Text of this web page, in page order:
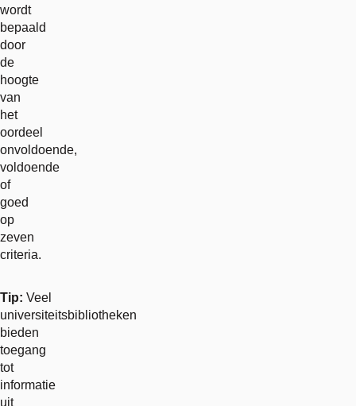
wordt
bepaald
door
de
hoogte
van
het
oordeel
onvoldoende,
voldoende
of
goed
op
zeven
criteria.
Tip: Veel
universiteitsbibliotheken
bieden
toegang
tot
informatie
uit